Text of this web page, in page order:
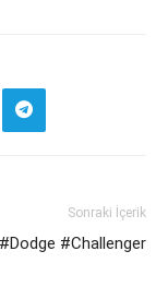
Sonraki İçerik
#Challenger